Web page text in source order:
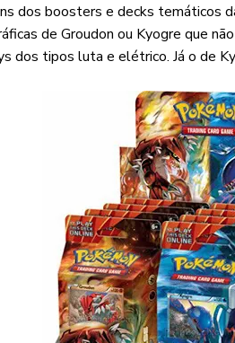
dos boosters e decks temáticos
de Groudon ou Kyogre que
dos tipos luta e elétrico. Já o de